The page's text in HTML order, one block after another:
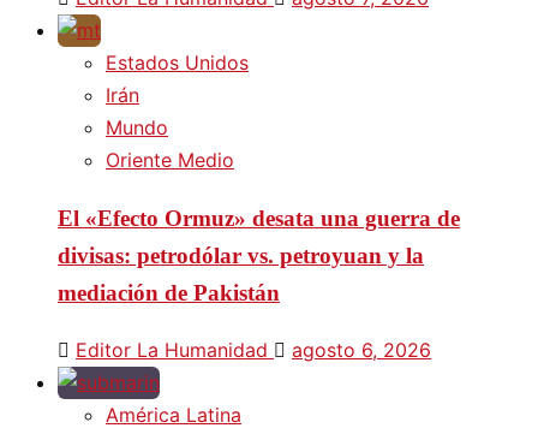
Estados Unidos
Irán
Mundo
Oriente Medio
El «Efecto Ormuz» desata una guerra de
divisas: petrodólar vs. petroyuan y la
mediación de Pakistán
Editor La Humanidad agosto 6, 2026
América Latina